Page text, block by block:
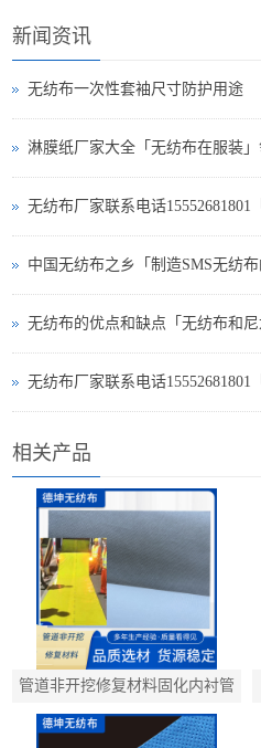
新闻资讯
无纺布一次性套袖尺寸防护用途
淋膜纸厂家大全「无纺布在服装
无纺布的优点和缺点「无纺布和
相关产品
管道非开挖修复材料固化内衬管